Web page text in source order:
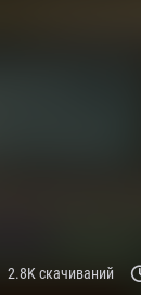
2.8Kскачиваний